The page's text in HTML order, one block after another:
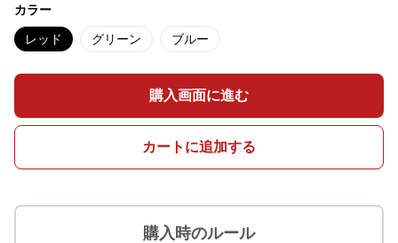
カラー
レッド グリーン ブルー
購入画面に進む
カートに追加する
購入時のルール